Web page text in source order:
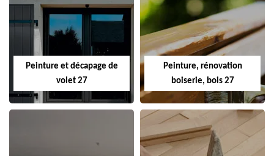
Peinture et décapage de
volet 27
Peinture, rénovation
boiserie, bois 27